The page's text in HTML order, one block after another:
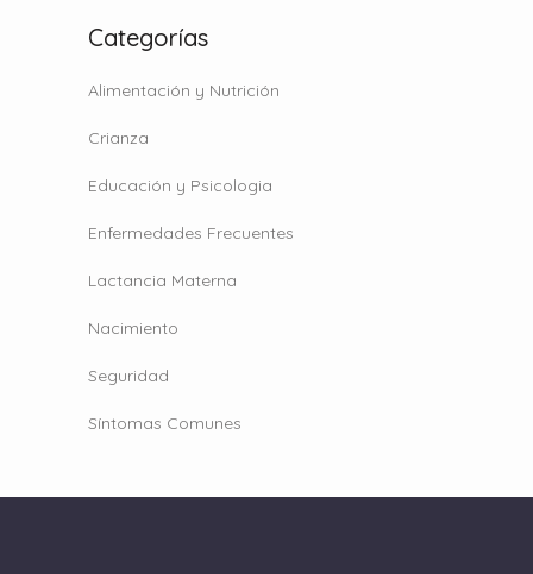
Categorías
Alimentación y Nutrición
Crianza
Educación y Psicologia
Enfermedades Frecuentes
Lactancia Materna
Nacimiento
Seguridad
Síntomas Comunes